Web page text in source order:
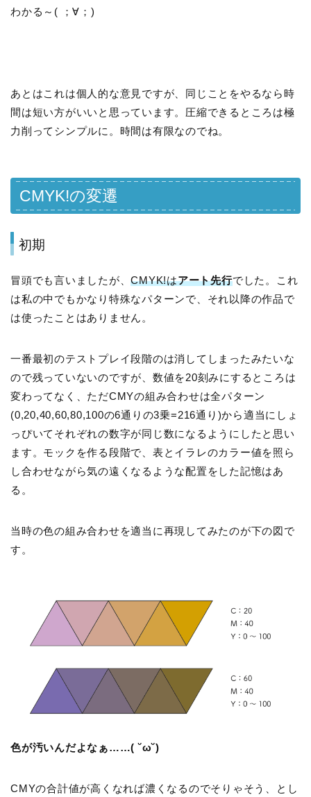
わかる～( ；∀；)
あとはこれは個人的な意見ですが、同じことをやるなら時
間は短い方がいいと思っています。圧縮できるところは極
力削ってシンプルに。時間は有限なのでね。
CMYK!の変遷
初期
冒頭でも言いましたが、CMYK!はアート先行でした。これ
は私の中でもかなり特殊なパターンで、それ以降の作品で
は使ったことはありません。
一番最初のテストプレイ段階のは消してしまったみたいな
ので残っていないのですが、数値を20刻みにするところは
変わってなく、ただCMYの組み合わせは全パターン
(0,20,40,60,80,100の6通りの3乗=216通り)から適当にしょ
っぴいてそれぞれの数字が同じ数になるようにしたと思い
ます。モックを作る段階で、表とイラレのカラー値を照ら
し合わせながら気の遠くなるような配置をした記憶はあ
る。
当時の色の組み合わせを適当に再現してみたのが下の図で
す。
色が汚いんだよなぁ……( ˘ω˘)
CMYの合計値が高くなれば濃くなるのでそりゃそう、とし